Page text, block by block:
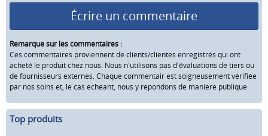
Écrire un commentaire
Remarque sur les commentaires :
Ces commentaires proviennent de clients/clientes enregistrés qui ont
acheté le produit chez nous. Nous n'utilisons pas d'évaluations de tiers ou
de fournisseurs externes. Chaque commentair est soigneusement vérifiée
par nos soins et, le cas échéant, nous y répondons de manière publique
Top produits